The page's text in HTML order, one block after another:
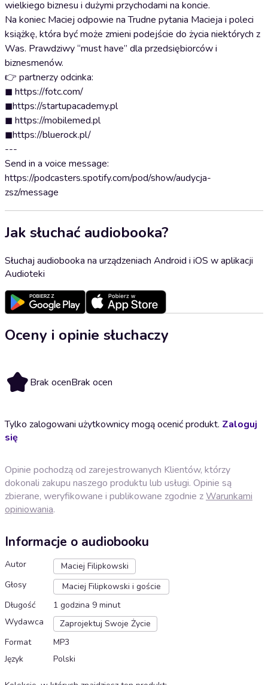
wielkiego biznesu i dużymi przychodami na koncie.
Na koniec Maciej odpowie na Trudne pytania Macieja i poleci
książkę, która być może zmieni podejście do życia niektórych z
Was. Prawdziwy “must have” dla przedsiębiorców i
biznesmenów.
👉 partnerzy odcinka:
◼ https://fotc.com/
◼https://startupacademy.pl
◼ https://mobilemed.pl
◼https://bluerock.pl/
---
Send in a voice message:
https://podcasters.spotify.com/pod/show/audycja-
zsz/message
Jak słuchać audiobooka?
Słuchaj audiobooka na urządzeniach Android i iOS w aplikacji
Audioteki
Oceny i opinie słuchaczy
Brak ocenBrak ocen
Tylko zalogowani użytkownicy mogą ocenić produkt. Zaloguj
się
Opinie pochodzą od zarejestrowanych Klientów, którzy
dokonali zakupu naszego produktu lub usługi. Opinie są
zbierane, weryfikowane i publikowane zgodnie zWarunkami
opiniowania.
Informacje o audiobooku
Autor
Maciej Filipkowski
Głosy
Maciej Filipkowski i goście
Długość
1 godzina 9 minut
Wydawca
Zaprojektuj Swoje Życie
Format
MP3
Język
Polski